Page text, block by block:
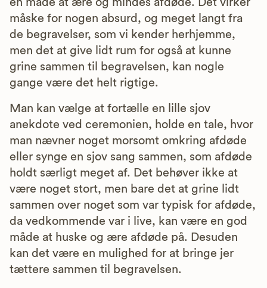
måske for nogen absurd, og meget langt fra
de begravelser, som vi kender herhjemme,
men det at give lidt rum for også at kunne
grine sammen til begravelsen, kan nogle
gange være det helt rigtige.
Man kan vælge at fortælle en lille sjov
anekdote ved ceremonien, holde en tale, hvor
man nævner noget morsomt omkring afdøde
eller synge en sjov sang sammen, som afdøde
holdt særligt meget af. Det behøver ikke at
være noget stort, men bare det at grine lidt
sammen over noget som var typisk for afdøde,
da vedkommende var i live, kan være en god
måde at huske og ære afdøde på. Desuden
kan det være en mulighed for at bringe jer
tættere sammen til begravelsen.